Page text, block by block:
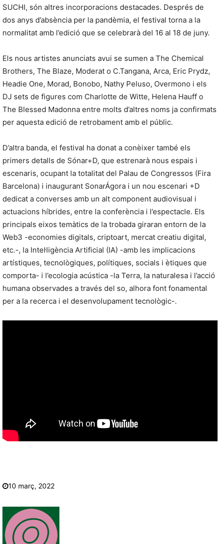
SUCHI, són altres incorporacions destacades. Després de
dos anys d’absència per la pandèmia, el festival torna a la
normalitat amb l’edició que se celebrarà del 16 al 18 de juny.
Els nous artistes anunciats avui se sumen a The Chemical
Brothers, The Blaze, Moderat o C.Tangana, Arca, Eric Prydz,
Headie One, Morad, Bonobo, Nathy Peluso, Overmono i els
DJ sets de figures com Charlotte de Witte, Helena Hauff o
The Blessed Madonna entre molts d’altres noms ja confirmats
per aquesta edició de retrobament amb el públic.
D’altra banda, el festival ha donat a conèixer també els
primers detalls de Sónar+D, que estrenarà nous espais i
escenaris, ocupant la totalitat del Palau de Congressos (Fira
Barcelona) i inaugurant SonarÁgora i un nou escenari +D
dedicat a converses amb un alt component audiovisual i
actuacions híbrides, entre la conferència i l’espectacle. Els
principals eixos temàtics de la trobada giraran entorn de la
Web3 -economies digitals, criptoart, mercat creatiu digital,
etc.-, la Intel·ligència Artificial (IA) -amb les implicacions
artístiques, tecnològiques, polítiques, socials i ètiques que
comporta- i l’ecologia acústica -la Terra, la naturalesa i l’acció
humana observades a través del so, alhora font fonamental
per a la recerca i el desenvolupament tecnològic-.
10 març, 2022